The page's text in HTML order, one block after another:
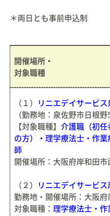
＊両日とも事前申込制
開催場所・
対象職種
（１） リニエデイサービ
（勤務地：泉佐野市日根野
【対象職種】 介護職（初
の方）・理学療法士・作
師
開催場所：大阪府岸和田
（２） リニエデイサービス
勤務地・開催場所：大阪
対象職種： 理学療法士・